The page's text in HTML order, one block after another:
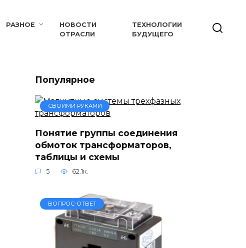
РАЗНОЕ
НОВОСТИ
ОТРАСЛИ
ТЕХНОЛОГИИ
БУДУЩЕГО
Популярное
СВОИМИ РУКАМИ
Понятие группы соединения
обмоток трансформаторов,
таблицы и схемы
5 62.1к.
ВОПРОС-ОТВЕТ